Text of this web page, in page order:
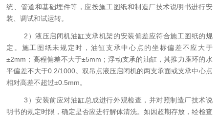
统、管道和基础埋件等，应按施工图纸和制造厂技术说明书进行安
装、调试和试运转。
2）液压启闭机油缸支承机架的安装偏差应符合施工图纸的规
定。施工图纸未规定时，油缸支承中心点的坐标偏差不应大于
±2mm ；高程偏差不大于±5mm ；浮动支承的油缸，其推力座环的水
平偏差不大于0.2/1000。双吊点液压启闭机的两支承面或支承中心点
相对高差不超过±0.5mm。
3）安装前应对油缸总成进行外观检查，并对照制造厂技术说
明书的规定时限，确定是否应进行解体清洗。如因超期存放，经检查